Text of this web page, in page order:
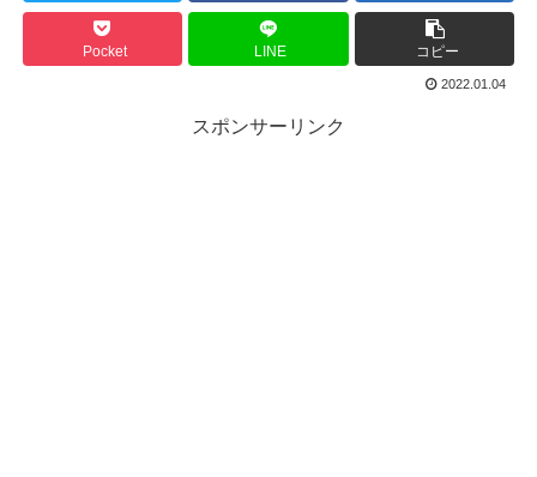
Pocket LINE コピー
2022.01.04
スポンサーリンク